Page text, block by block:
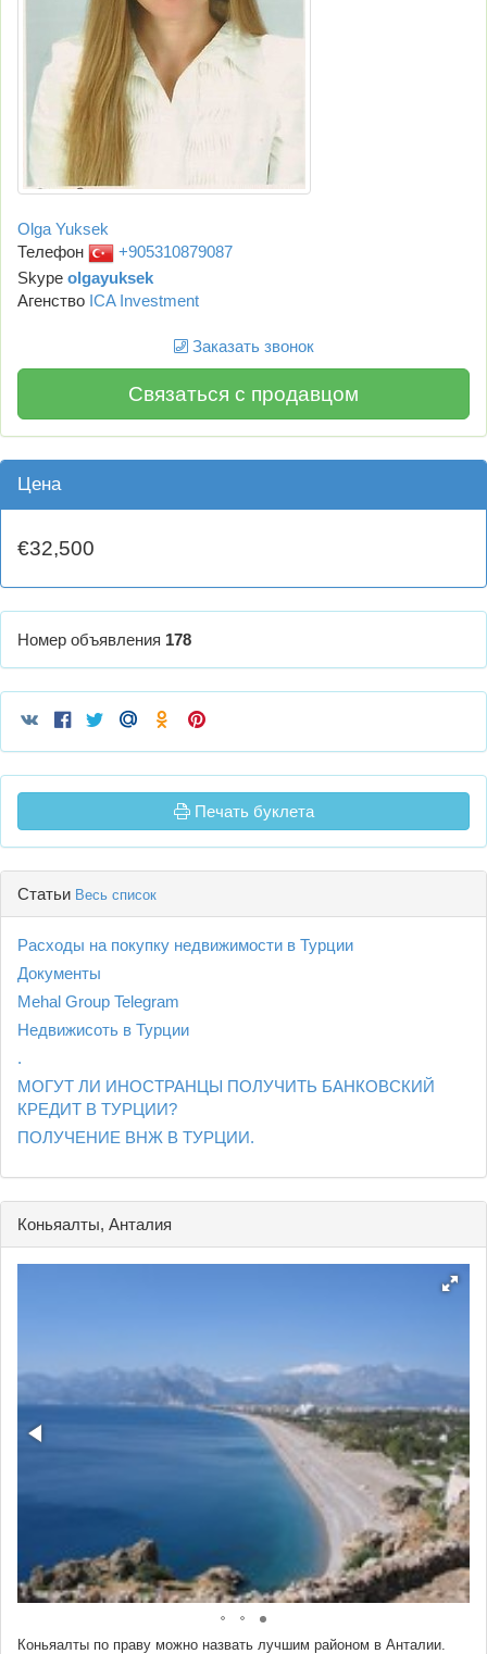
Olga Yuksek
Телефон
+905310879087
Skype olgayuksek
Агенство ICA Investment
Заказать звонок
Связаться с продавцом
Цена
€32,500
Номер объявления 178
Печать буклета
Статьи Весь список
Расходы на покупку недвижимости в Турции
Документы
Mehal Group Telegram
Недвижисоть в Турции
.
МОГУТ ЛИ ИНОСТРАНЦЫ ПОЛУЧИТЬ БАНКОВСКИЙ
КРЕДИТ В ТУРЦИИ?
ПОЛУЧЕНИЕ ВНЖ В ТУРЦИИ.
Коньяалты, Анталия
Коньяалты по праву можно назвать лучшим районом в Анталии.